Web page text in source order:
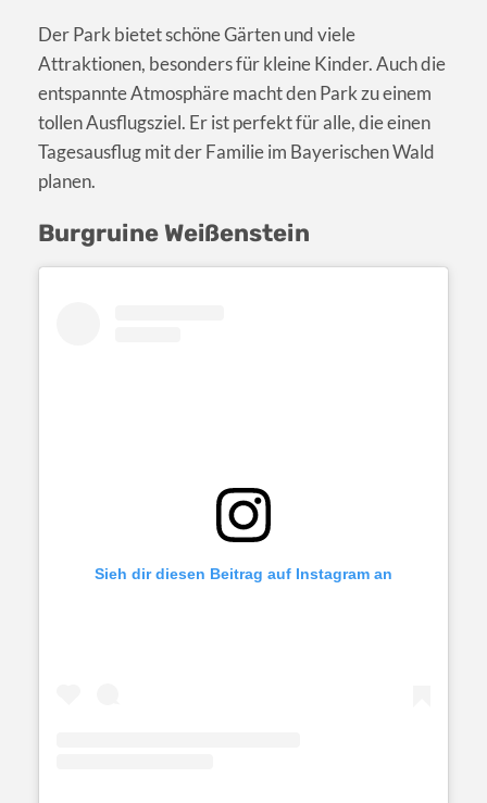
Der Park bietet schöne Gärten und viele
Attraktionen, besonders für kleine Kinder. Auch die
entspannte Atmosphäre macht den Park zu einem
tollen Ausflugsziel. Er ist perfekt für alle, die einen
Tagesausflug mit der Familie im Bayerischen Wald
planen.
Burgruine Weißenstein
Sieh dir diesen Beitrag auf Instagram an